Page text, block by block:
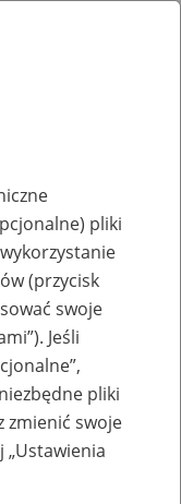
dla osób
pliki
(przycisk
swoje
Jeśli
pliki
zmienić swoje
„Ustawienia